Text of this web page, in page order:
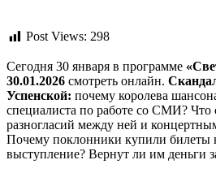
Post Views: 298
Сегодня 30 января в программе
30.01.2026 смотреть онлайн.
Успенской: почему королева
специалиста по работе со СМИ? Что
разногласий между ней и
Почему поклонники купили билеты
выступление? Вернут ли им деньги